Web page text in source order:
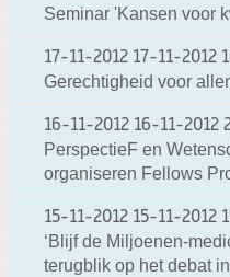
Seminar 'Kansen voor
17-11-2012 17-11-2012
Gerechtigheid voor
16-11-2012 16-11-2012
PerspectieF en
organiseren Fellows
15-11-2012 15-11-2012
‘Blijf de Miljoenen-
terugblik op het debat